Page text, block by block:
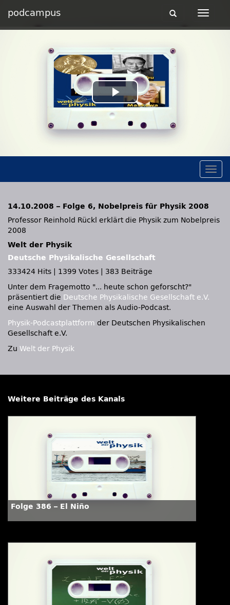
podcampus
Toggle
Toggle
Play
Video
14.10.2008 – Folge 6, Nobelpreis für Physik 2008
Professor Reinhold Rückl erklärt die Physik zum Nobelpreis
2008
Welt der Physik
Deutsche Physikalische Gesellschaft
333424 Hits
1399 Votes
383 Beiträge
Unter dem Fragemotto
... heute schon geforscht?
präsentiert die Deutsche Physikalische Gesellschaft e.V.
eine Auswahl der Themen als Audio-Podcast.
Physik-Podcastplattform der Deutschen Physikalischen
Gesellschaft e.V.
Zu Welt der Physik
Weitere Beiträge des Kanals
Folge 386 – El Niño